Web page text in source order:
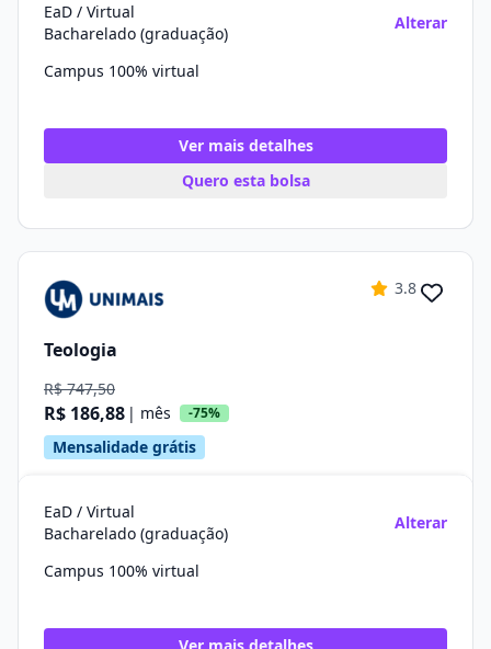
EaD / Virtual
Bacharelado (graduação)
Alterar
Campus 100% virtual
Ver mais detalhes
Quero esta bolsa
3.8
Teologia
R$ 747,50
R$ 186,88 | mês -75%
Mensalidade grátis
EaD / Virtual
Bacharelado (graduação)
Alterar
Campus 100% virtual